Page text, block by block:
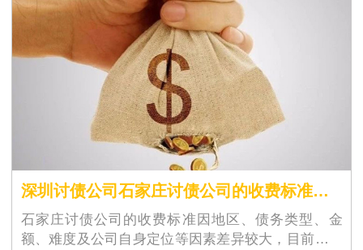
深圳讨债公司石家庄讨债公司的收费标准是怎样确定的
石家庄讨债公司的收费标准因地区、债务类型、金
额、难度及公司自身定位等因素差异较大，目前国内